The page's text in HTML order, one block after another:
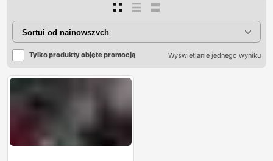
Tylko produkty objęte promocją Wyświetlanie jednego wyniku